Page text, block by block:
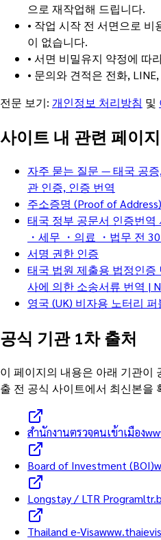
으로 재작업해 드립니다.
• 작업 시작 전 서면으로 비
이 없습니다.
• 서면 비밀유지 약정에 따
• 문의와 견적은 전화,
전문 보기: 개인정보 처리방침 및
사이트 내 관련 페이지
자주 묻는 질문 — 태국 공
관 인증, 인증 번역
주소증명 (Proof of Address)
태국 정부 공문서 인증번
・세무 ・의료 ・법무 전
서명 권한 인증
태국 법원 제출용 법정인
사에 의한 소송서류 번역 |
영국 (UK) 비자용 노터리 퍼
공식 기관 1차 출처
이 페이지의 내용은 아래 기관이
출 전 공식 사이트에서 최신본을
สำนักงานตรวจคนเข้าเมือง
Board of Investment (BOI)
Longstay / LTR Program
Thailand e-Visa